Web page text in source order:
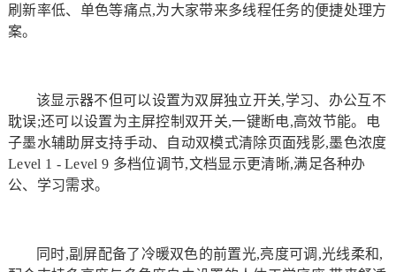
刷新率低、单色等痛点,为大家带来多线程任务的便捷处理方
案。
该显示器不但可以设置为双屏独立开关,学习、办公互不
耽误;还可以设置为主屏控制双开关,一键断电,高效节能。电
子墨水辅助屏支持手动、自动双模式清除页面残影,墨色浓度
Level 1 - Level 9 多档位调节,文档显示更清晰,满足各种办
公、学习需求。
同时,副屏配备了冷暖双色的前置光,亮度可调,光线柔和,